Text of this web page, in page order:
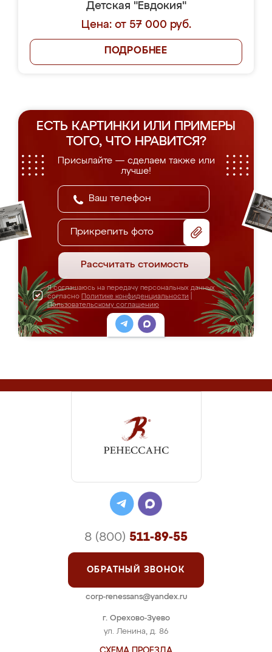
Детская "Евдокия"
Цена: от 57 000 руб.
ПОДРОБНЕЕ
ЕСТЬ КАРТИНКИ ИЛИ ПРИМЕРЫ
ТОГО, ЧТО НРАВИТСЯ?
Присылайте — сделаем также или
лучше!
Прикрепить фото
Рассчитать стоимость
Я соглашаюсь на передачу персональных данных
согласно Политике конфиденциальности
Пользовательскому соглашению
г. Орехово-Зуево
ул. Ленина, д. 86
8 (800) 511-89-55
ОБРАТНЫЙ ЗВОНОК
corp-renessans@yandex.ru